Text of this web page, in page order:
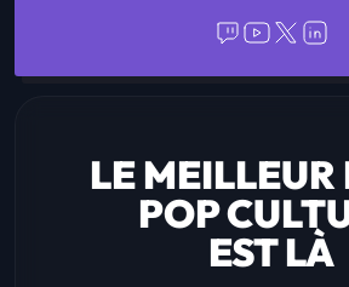
LE MEILLEUR
POP
EST LÀ